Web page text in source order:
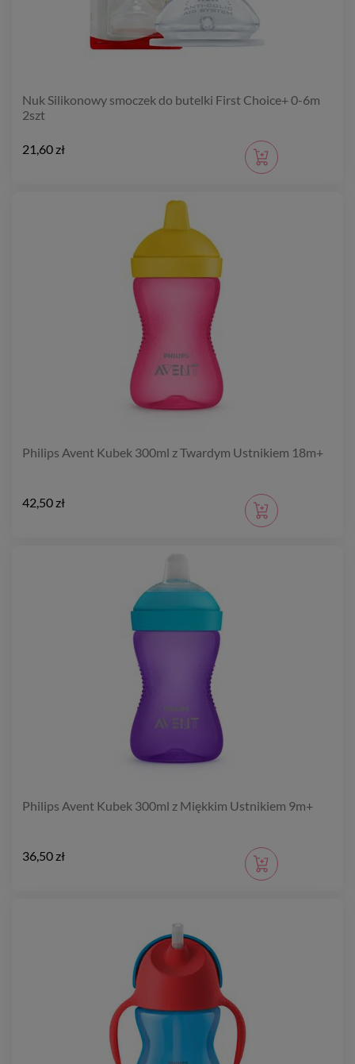
Nuk Silikonowy smoczek do butelki First Choice+ 0-6m
2szt
21,60 zł
Philips Avent Kubek 300ml z Twardym Ustnikiem 18m+
42,50 zł
Philips Avent Kubek 300ml z Miękkim Ustnikiem 9m+
36,50 zł